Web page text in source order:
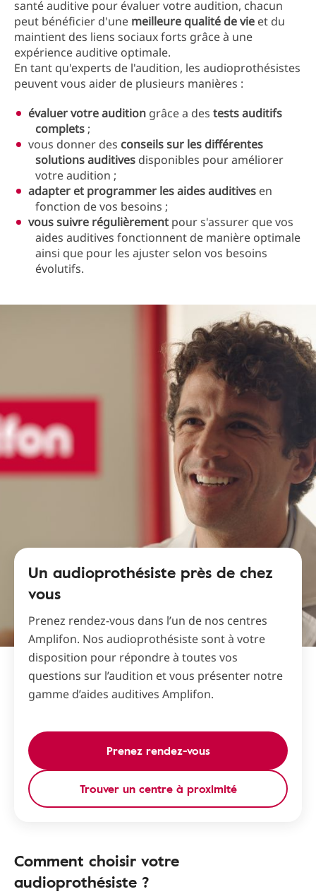
santé auditive pour évaluer votre audition, chacun
peut bénéficier d'une meilleure qualité de vie et du
maintient des liens sociaux forts grâce à une
expérience auditive optimale.
En tant qu'experts de l'audition, les audioprothésistes
peuvent vous aider de plusieurs manières :
évaluer votre audition grâce a des tests auditifs
complets ;
vous donner des conseils sur les différentes
solutions auditives disponibles pour améliorer
votre audition ;
adapter et programmer les aides auditives en
fonction de vos besoins ;
vous suivre régulièrement pour s'assurer que vos
aides auditives fonctionnent de manière optimale
ainsi que pour les ajuster selon vos besoins
évolutifs.
Un audioprothésiste près de chez
vous
Prenez rendez-vous dans l’un de nos centres
Amplifon. Nos audioprothésiste sont à votre
disposition pour répondre à toutes vos
questions sur l’audition et vous présenter notre
gamme d’aides auditives Amplifon.
Prenez rendez-vous
Trouver un centre à proximité
Comment choisir votre
audioprothésiste ?